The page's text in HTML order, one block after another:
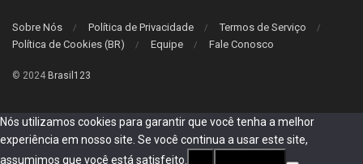
Sobre Nós Política de Privacidade
Termos de Serviço
Política de Cookies (BR)
Equipe Fale Conosco
© 2024 Brasil123
Nós utilizamos cookies para garantir que você tenha a melhor
experiência em nosso site. Se você continua a usar este site,
assumimos que você está satisfeito.